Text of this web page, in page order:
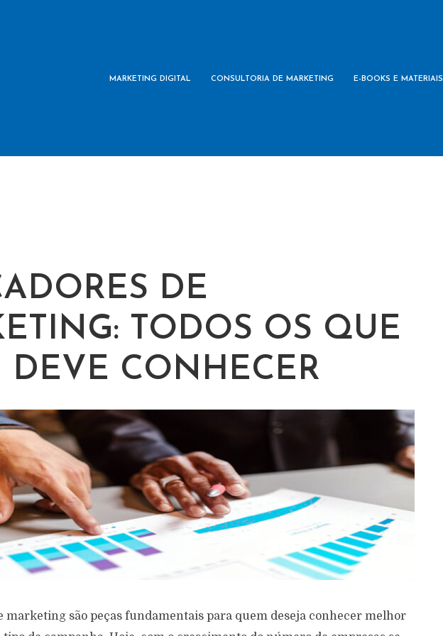
MARKETING DIGITAL CONSULTORIA DE MARKETING E-BOOKS E MATERIAIS
DE
TODOS OS QUE
DEVE CONHECER
marketing são peças fundamentais para quem deseja conhecer melhor